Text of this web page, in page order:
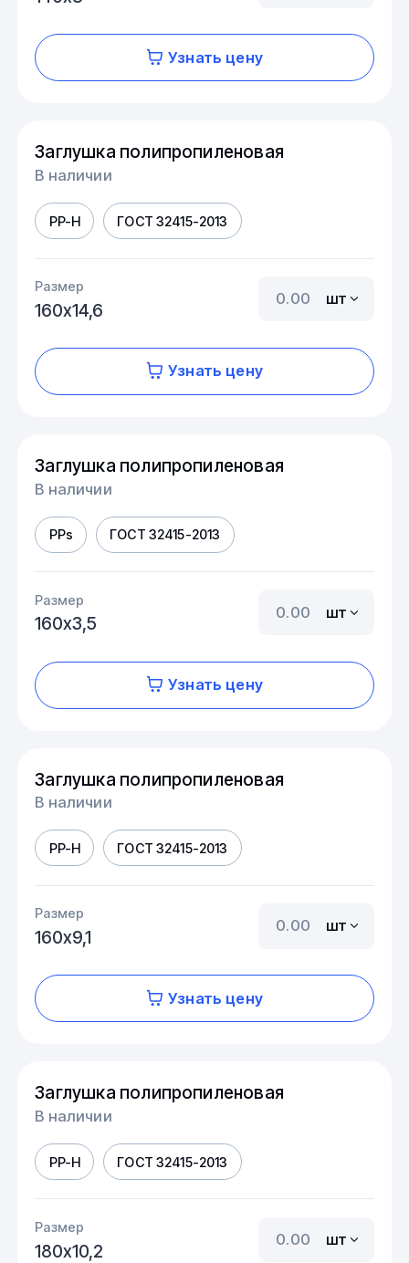
Узнать цену
Заглушка полипропиленовая
В наличии
PP-H ГОСТ 32415-2013
Размер
160х14,6
шт
Узнать цену
Заглушка полипропиленовая
В наличии
PPs ГОСТ 32415-2013
Размер
160х3,5
шт
Узнать цену
Заглушка полипропиленовая
В наличии
PP-H ГОСТ 32415-2013
Размер
160х9,1
шт
Узнать цену
Заглушка полипропиленовая
В наличии
PP-H ГОСТ 32415-2013
Размер
180х10,2
шт